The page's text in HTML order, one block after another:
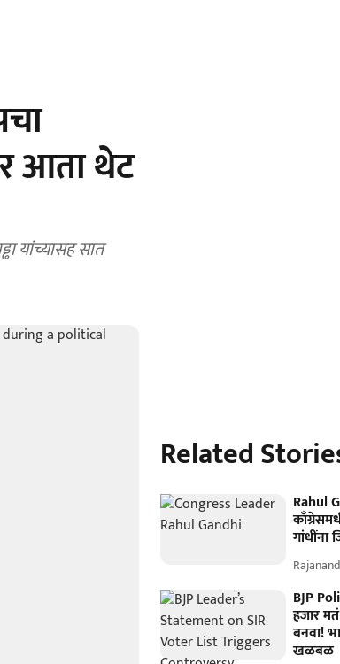
आता थेट
यांच्यासह सात
Related
Rahul
गांधींना
BJP
हजार
बनवा!
खळबळ